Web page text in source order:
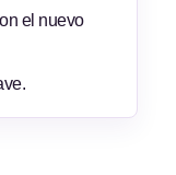
el nuevo